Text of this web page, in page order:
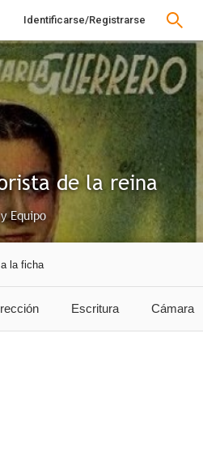
Identificarse/Registrarse
de la reina
Equipo
la ficha
Escritura Cámara